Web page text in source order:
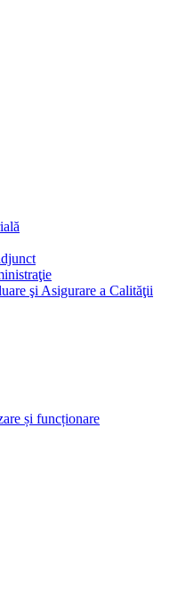
şi Asigurare a Calităţii
și funcționare